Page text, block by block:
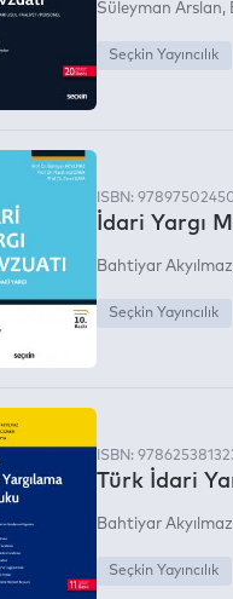
Süleyman Arslan
Seçkin Yayıncılık
ISBN:
İdari Yargı
Bahtiyar Akyılmaz
Seçkin Yayıncılık
ISBN:
Türk İdari
Bahtiyar Akyılmaz
Seçkin Yayıncılık